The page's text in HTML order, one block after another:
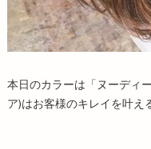
本日のカラーは「ヌーディ
ア)はお客様のキレイを叶え